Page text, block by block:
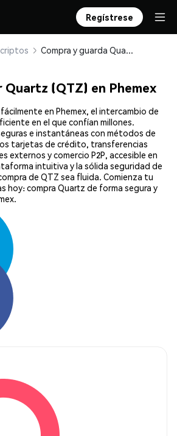
Regístrese
Compra y guarda Quartz (QTZ) de forma segura
Quartz (QTZ) en Phemex
en Phemex, el intercambio de
en el que confían millones.
e instantáneas con métodos de
tarjetas de crédito, transferencias
externos y comercio P2P, accesible en
intuitiva y la sólida seguridad de
de QTZ sea fluida. Comienza tu
hoy: compra Quartz de forma segura y